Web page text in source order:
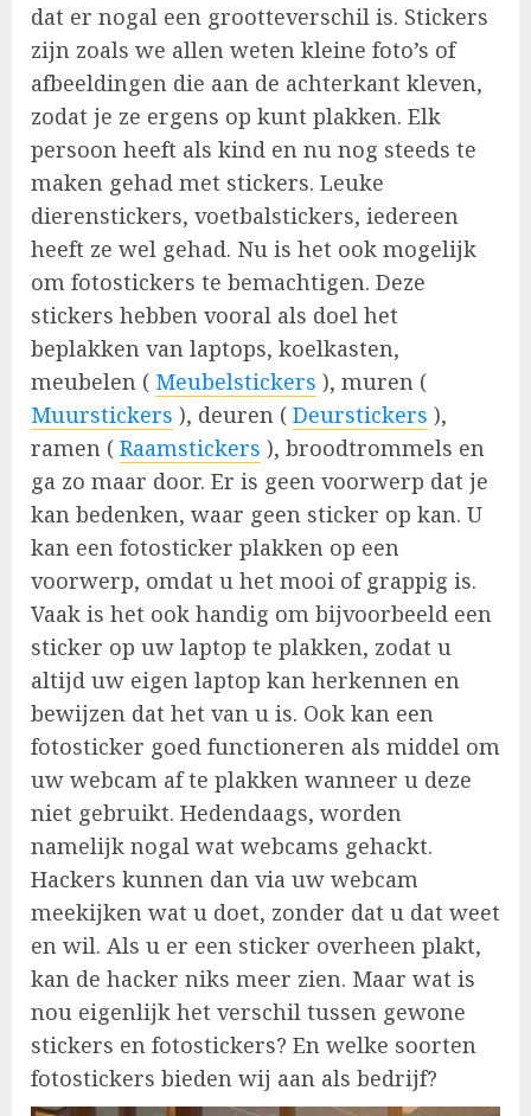
dat er nogal een grootteverschil is. Stickers
zijn zoals we allen weten kleine foto’s of
afbeeldingen die aan de achterkant kleven,
zodat je ze ergens op kunt plakken. Elk
persoon heeft als kind en nu nog steeds te
maken gehad met stickers. Leuke
dierenstickers, voetbalstickers, iedereen
heeft ze wel gehad. Nu is het ook mogelijk
om fotostickers te bemachtigen. Deze
stickers hebben vooral als doel het
beplakken van laptops, koelkasten,
meubelen ( Meubelstickers ), muren (
Muurstickers ), deuren ( Deurstickers ),
ramen ( Raamstickers ), broodtrommels en
ga zo maar door. Er is geen voorwerp dat je
kan bedenken, waar geen sticker op kan. U
kan een fotosticker plakken op een
voorwerp, omdat u het mooi of grappig is.
Vaak is het ook handig om bijvoorbeeld een
sticker op uw laptop te plakken, zodat u
altijd uw eigen laptop kan herkennen en
bewijzen dat het van u is. Ook kan een
fotosticker goed functioneren als middel om
uw webcam af te plakken wanneer u deze
niet gebruikt. Hedendaags, worden
namelijk nogal wat webcams gehackt.
Hackers kunnen dan via uw webcam
meekijken wat u doet, zonder dat u dat weet
en wil. Als u er een sticker overheen plakt,
kan de hacker niks meer zien. Maar wat is
nou eigenlijk het verschil tussen gewone
stickers en fotostickers? En welke soorten
fotostickers bieden wij aan als bedrijf?